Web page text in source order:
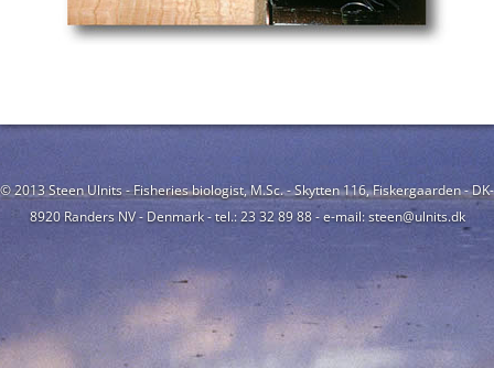
© 2013 Steen Ulnits - Fisheries biologist, M.Sc. - Skytten 116, Fiskergaarden - DK-
8920 Randers NV - Denmark - tel.: 23 32 89 88 - e-mail: steen@ulnits.dk